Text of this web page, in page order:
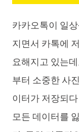
카카오톡이 일
지면서 카톡에
요해지고 있는
부터 소중한 사
이터가 저장되
모든 데이터를